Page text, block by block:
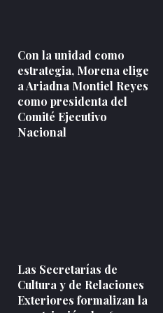
Con la unidad como
estrategia, Morena elige
a Ariadna Montiel Reyes
como presidenta del
Comité Ejecutivo
Nacional
Las Secretarías de
Cultura y de Relaciones
Exteriores formalizan la